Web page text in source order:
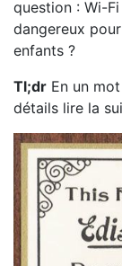
question : Wi-
dangereux
enfants ?
Tl;dr En un
détails lire la